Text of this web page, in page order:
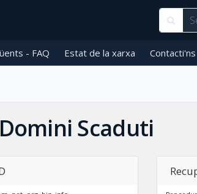
- FAQ Estat de la xarxa Contacti'ns
Scaduti